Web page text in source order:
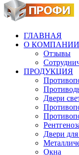
ГЛАВНАЯ
О КОМПАНИИ
Отзывы
ПРОДУКЦИЯ
Двери
Двери
Окна